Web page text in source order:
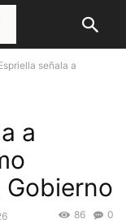
señala a
a
0
86